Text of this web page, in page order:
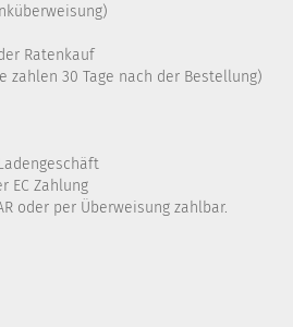
Ratenkauf
zahlen 30 Tage nach der Bestellung)
EC Zahlung
oder per Überweisung zahlbar.